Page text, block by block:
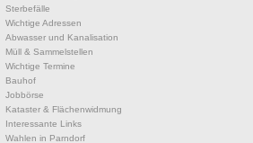
Sterbefälle
Wichtige Adressen
Abwasser und Kanalisation
Müll & Sammelstellen
Wichtige Termine
Bauhof
Jobbörse
Kataster & Flächenwidmung
Interessante Links
Wahlen in Parndorf